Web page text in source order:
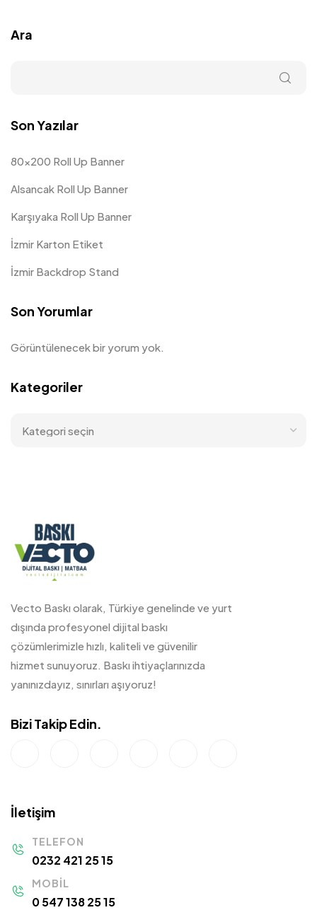
Ara
Son Yazılar
80×200 Roll Up Banner
Alsancak Roll Up Banner
Karşıyaka Roll Up Banner
İzmir Karton Etiket
İzmir Backdrop Stand
Son Yorumlar
Görüntülenecek bir yorum yok.
Kategoriler
Vecto Baskı olarak, Türkiye genelinde ve yurt
dışında profesyonel dijital baskı
çözümlerimizle hızlı, kaliteli ve güvenilir
hizmet sunuyoruz. Baskı ihtiyaçlarınızda
yanınızdayız, sınırları aşıyoruz!
Bizi Takip Edin.
İletişim
TELEFON
0232 421 25 15
MOBIL
0 547 138 25 15